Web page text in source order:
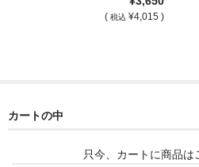
Broc Cellars（ﾌﾞﾛｯｸ・ｾﾗｰｽﾞ）
( 税込 ¥4,015 )
カートの中
只今、カートに商品は